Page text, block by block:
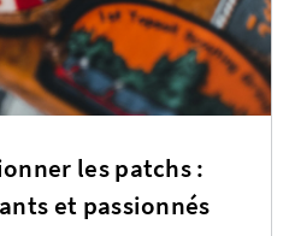
les patchs :
et passionnés